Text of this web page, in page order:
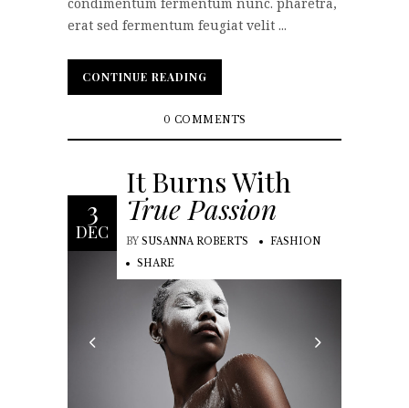
erat sed fermentum feugiat velit ...
CONTINUE READING
CONTINUE READING
0 COMMENTS
3
DEC
It Burns With
True Passion
BY SUSANNA ROBERTS
FASHION
SHARE